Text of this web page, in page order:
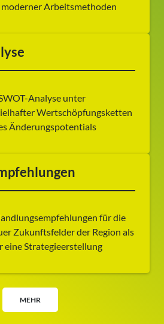
Arbeitsmethoden
Analyse unter
Wertschöpfungsketten
Änderungspotentials
für die
Zukunftsfelder der Region als
eine Strategieerstellung
MEHR